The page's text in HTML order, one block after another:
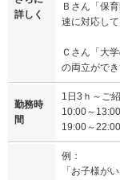
詳しく
Ｂさん「保
速に対応し
Ｃさん「大
の両立ができ
勤務時
間
1日3ｈ～ご
10:00～13:00
19:00～22:00
例：
「お子様が